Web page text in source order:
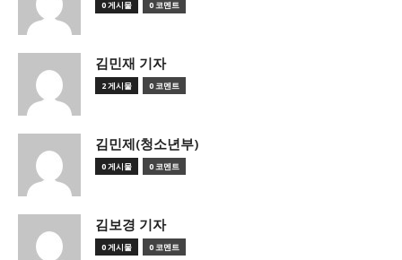
0 게시물 0 코멘트
김민재 기자
2 게시물 0 코멘트
김민제(청소년부)
0 게시물 0 코멘트
김보경 기자
0 게시물 0 코멘트